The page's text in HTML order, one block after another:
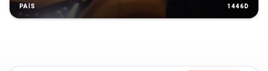
PAÍS 1446D